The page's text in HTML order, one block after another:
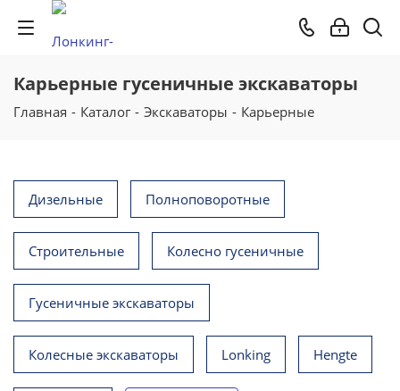
Карьерные гусеничные экскаваторы
Главная - Каталог - Экскаваторы - Карьерные
Дизельные Полноповоротные
Строительные Колесно гусеничные
Гусеничные экскаваторы
Колесные экскаваторы Lonking Hengte